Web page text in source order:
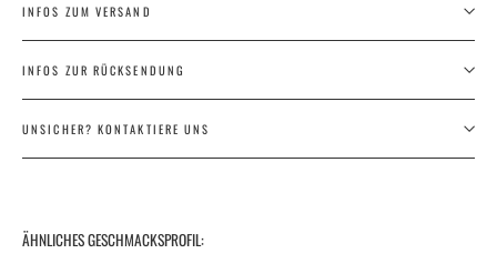
INFOS ZUM VERSAND
INFOS ZUR RÜCKSENDUNG
UNSICHER? KONTAKTIERE UNS
ÄHNLICHES GESCHMACKSPROFIL: